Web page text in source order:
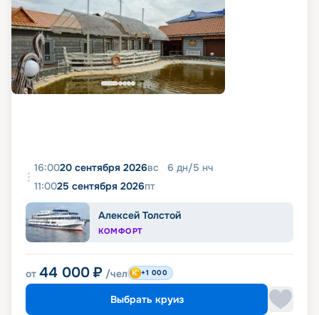
16:0020 сентября 2026вс 6 дн/5 нч
11:0025 сентября 2026пт
Алексей Толстой
КОМФОРТ
от 44 000 ₽ /чел +1 000
Выбрать круиз